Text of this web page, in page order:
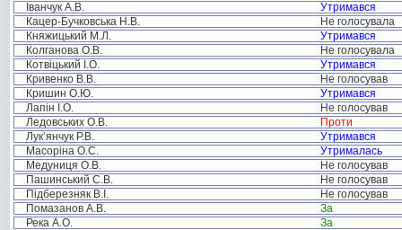
Іванчук А.В.
Утримався
Кацер-Бучковська Н.В.
Не голосувала
Княжицький М.Л.
Утримався
Колганова О.В.
Не голосувала
Котвіцький І.О.
Утримався
Кривенко В.В.
Не голосував
Кришин О.Ю.
Утримався
Лапін І.О.
Не голосував
Ледовських О.В.
Проти
Лук’янчук Р.В.
Утримався
Масоріна О.С.
Утрималась
Медуниця О.В.
Не голосував
Пашинський С.В.
Не голосував
Підберезняк В.І.
Не голосував
Помазанов А.В.
За
Река А.О.
За